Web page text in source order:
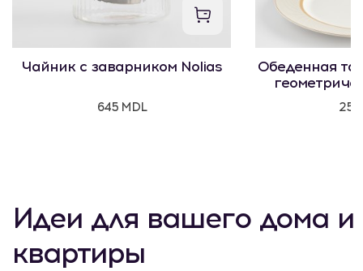
Чайник с заварником Nolias
645 MDL
Обеденная
Идеи для вашего дома и
квартиры